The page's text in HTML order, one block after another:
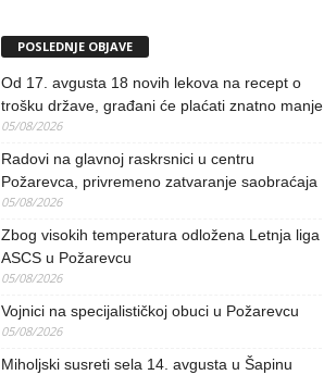
POSLEDNJE OBJAVE
Od 17. avgusta 18 novih lekova na recept o
trošku države, građani će plaćati znatno manje
05/08/2026
Radovi na glavnoj raskrsnici u centru
Požarevca, privremeno zatvaranje saobraćaja
05/08/2026
Zbog visokih temperatura odložena Letnja liga
ASCS u Požarevcu
05/08/2026
Vojnici na specijalističkoj obuci u Požarevcu
05/08/2026
Miholjski susreti sela 14. avgusta u Šapinu